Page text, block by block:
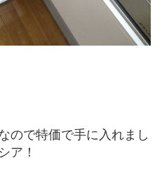
ので特価で手に入れまし
ア！